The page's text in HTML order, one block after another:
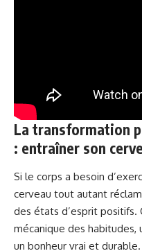
La transformation
: entraîner son
Si le corps a besoin
cerveau tout autant
des états d’esprit positifs.
mécanique des
un bonheur vrai et durable.